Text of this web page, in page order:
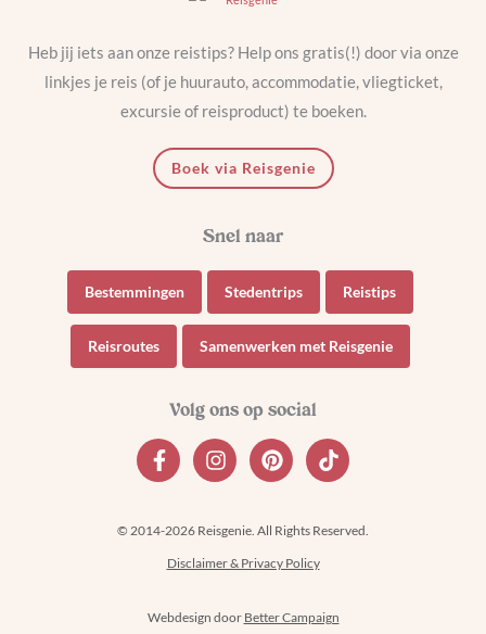
Heb jij iets aan onze reistips? Help ons gratis(!) door via onze
linkjes je reis (of je huurauto, accommodatie, vliegticket,
excursie of reisproduct) te boeken.
Boek via Reisgenie
Bestemmingen Stedentrips Reistips
Reisroutes Samenwerken met Reisgenie
© 2014-2026 Reisgenie. All Rights Reserved.
Disclaimer & Privacy Policy
Webdesign door Better Campaign